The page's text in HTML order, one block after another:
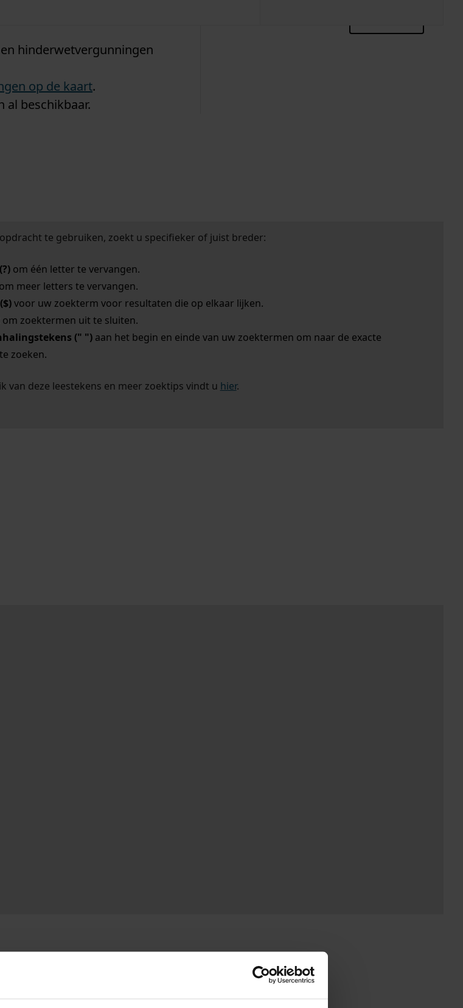
hinderwetvergunningen
op de kaart.
al beschikbaar.
te gebruiken, zoekt u specifieker of juist breder:
om één letter te vervangen.
meer letters te vervangen.
voor uw zoekterm voor resultaten die op elkaar lijken.
om zoektermen uit te sluiten.
(" ")aan het begin en einde van uw zoektermen om naar de exacte
zoeken.
van deze leestekens en meer zoektips vindt u hier.